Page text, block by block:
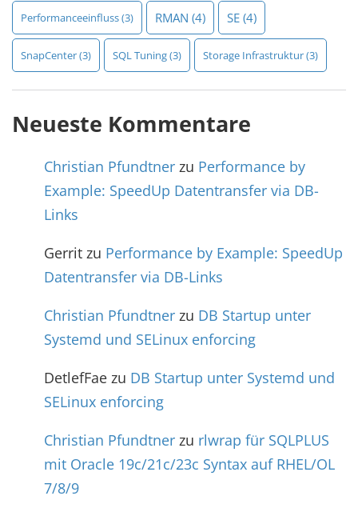
Performanceeinfluss(3) RMAN (4) SE (4)
SnapCenter(3) SQL Tuning(3) Storage Infrastruktur(3)
Neueste Kommentare
Christian Pfundtner zu Performance by
Example: SpeedUp Datentransfer via DB-
Links
Gerrit zu Performance by Example: SpeedUp
Datentransfer via DB-Links
Christian Pfundtner zu DB Startup unter
Systemd und SELinux enforcing
DetlefFae zu DB Startup unter Systemd und
SELinux enforcing
Christian Pfundtner zu rlwrap für SQLPLUS
mit Oracle 19c/21c/23c Syntax auf RHEL/OL
7/8/9